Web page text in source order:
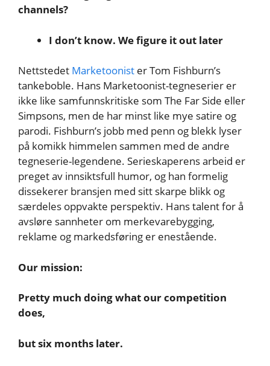
channels?
I don’t know. We figure it out later
Nettstedet Marketoonist er Tom Fishburn’s
tankeboble. Hans Marketoonist-tegneserier er
ikke like samfunnskritiske som The Far Side eller
Simpsons, men de har minst like mye satire og
parodi. Fishburn’s jobb med penn og blekk lyser
på komikk himmelen sammen med de andre
tegneserie-legendene. Serieskaperens arbeid er
preget av innsiktsfull humor, og han formelig
dissekerer bransjen med sitt skarpe blikk og
særdeles oppvakte perspektiv. Hans talent for å
avsløre sannheter om merkevarebygging,
reklame og markedsføring er enestående.
Our mission:
Pretty much doing what our competition
does,
but six months later.